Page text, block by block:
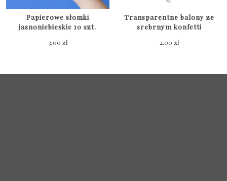
Papierowe słomki
jasnoniebieskie 10 szt.
3,00 zł
Transparentne balony ze
srebrnym konfetti
2,00zł